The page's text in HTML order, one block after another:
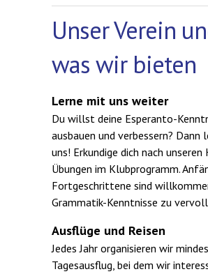
Unser Verein
was wir bieten
Lerne mit uns weiter
Du willst deine Esperanto-
ausbauen und verbessern? Dann
uns! Erkundige dich nach unseren
Übungen im Klubprogramm.
Fortgeschrittene sind
Grammatik-Kenntnisse zu
Ausflüge und Reisen
Jedes Jahr organisieren wir
Tagesausflug, bei dem wir